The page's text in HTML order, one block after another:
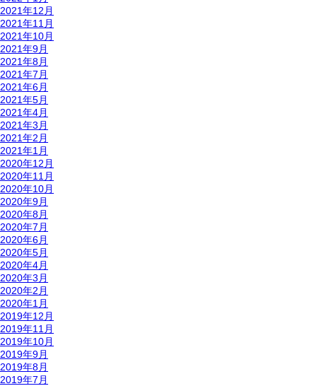
2021年12月
2021年11月
2021年10月
2021年9月
2021年8月
2021年7月
2021年6月
2021年5月
2021年4月
2021年3月
2021年2月
2021年1月
2020年12月
2020年11月
2020年10月
2020年9月
2020年8月
2020年7月
2020年6月
2020年5月
2020年4月
2020年3月
2020年2月
2020年1月
2019年12月
2019年11月
2019年10月
2019年9月
2019年8月
2019年7月